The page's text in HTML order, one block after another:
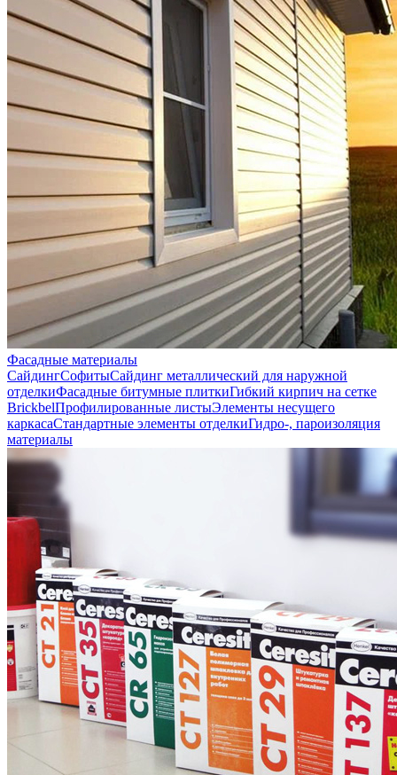
Фасадные материалы
СайдингСофитыСайдинг металлический для наружной
отделкиФасадные битумные плиткиГибкий кирпич на сетке
BrickbelПрофилированные листыЭлементы несущего
каркасаСтандартные элементы отделкиГидро-, пароизоляция
материалы